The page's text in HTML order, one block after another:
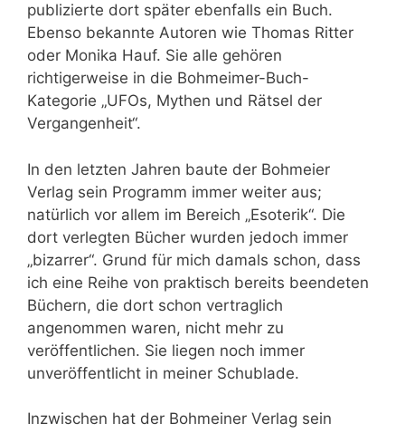
publizierte dort später ebenfalls ein Buch.
Ebenso bekannte Autoren wie Thomas Ritter
oder Monika Hauf. Sie alle gehören
richtigerweise in die Bohmeimer-Buch-
Kategorie „UFOs, Mythen und Rätsel der
Vergangenheit“.
In den letzten Jahren baute der Bohmeier
Verlag sein Programm immer weiter aus;
natürlich vor allem im Bereich „Esoterik“. Die
dort verlegten Bücher wurden jedoch immer
„bizarrer“. Grund für mich damals schon, dass
ich eine Reihe von praktisch bereits beendeten
Büchern, die dort schon vertraglich
angenommen waren, nicht mehr zu
veröffentlichen. Sie liegen noch immer
unveröffentlicht in meiner Schublade.
Inzwischen hat der Bohmeiner Verlag sein